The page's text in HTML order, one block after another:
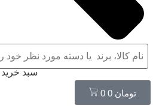
سبد خرید
تومان 0